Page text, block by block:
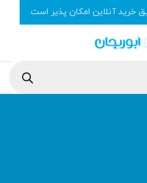
خرید آنلاین امکان پذیر است.